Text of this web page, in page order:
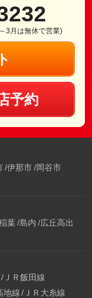
3月は無休で営業)
予約
伊那市 岡谷市
葉 島内 広丘高出
ＪＲ飯田線
地線
ＪＲ大糸線